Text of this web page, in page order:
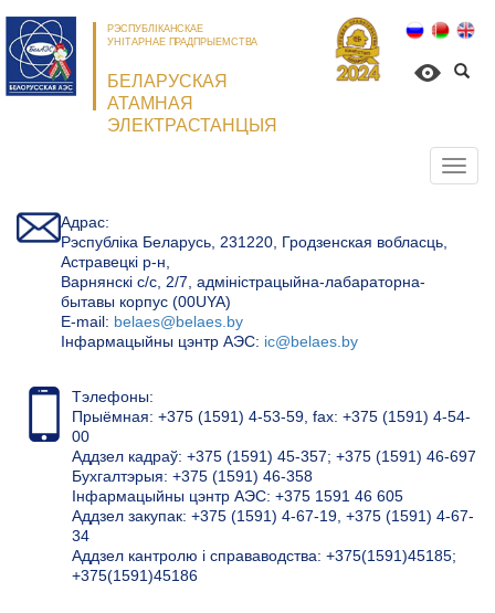
РЭСПУБЛІКАНСКАЕ
УНІТАРНАЕ ПРАДПРЫЕМСТВА
БЕЛАРУСКАЯ
АТАМНАЯ
ЭЛЕКТРАСТАНЦЫЯ
Адрас:
Рэспубліка Беларусь, 231220, Гродзенская вобласць,
Астравецкі р-н,
Варнянскі с/с, 2/7, адміністрацыйна-лабараторна-
бытавы корпус (00UYA)
Е-mail: belaes@belaes.by
Інфармацыйны цэнтр АЭС: ic@belaes.by
Тэлефоны:
Прыёмная: +375 (1591) 4-53-59, fax: +375 (1591) 4-54-
00
Аддзел кадраў: +375 (1591) 45-357; +375 (1591) 46-697
Бухгалтэрыя: +375 (1591) 46-358
Інфармацыйны цэнтр АЭС: +375 1591 46 605
Аддзел закупак: +375 (1591) 4-67-19, +375 (1591) 4-67-
34
Аддзел кантролю і справаводства: +375(1591)45185;
+375(1591)45186